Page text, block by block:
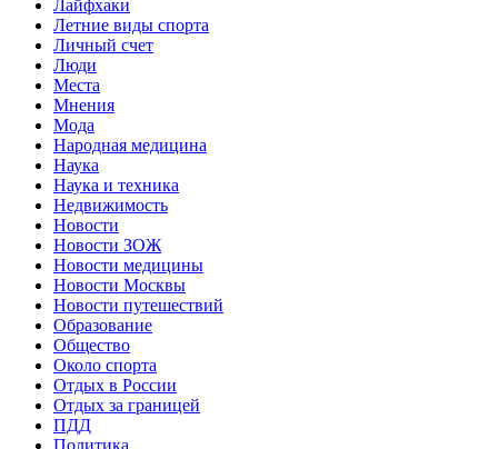
Лайфхаки
Летние виды спорта
Личный счет
Люди
Места
Мнения
Мода
Народная медицина
Наука
Наука и техника
Недвижимость
Новости
Новости ЗОЖ
Новости медицины
Новости Москвы
Новости путешествий
Образование
Общество
Около спорта
Отдых в России
Отдых за границей
ПДД
Политика